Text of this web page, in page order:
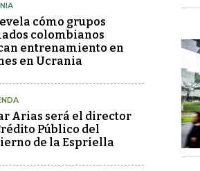
cómo grupos
colombianos
entrenamiento en
en Ucrania
Arias será el director
Público del
de la Espriella